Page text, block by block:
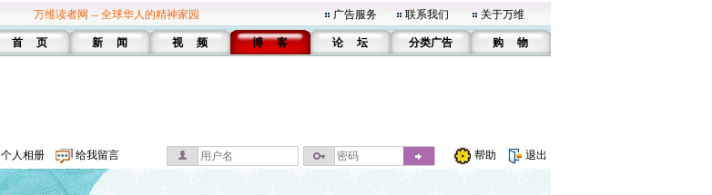
万维读者网 -- 全球华人的精神家园 广告服务 联系我们 关于万维
首 页 新 闻 视 频 博 客 论 坛 分类广告 购 物
个人相册 给我留言 帮助 退出